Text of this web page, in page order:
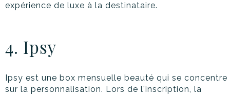
expérience de luxe à la destinataire.
4. Ipsy
Ipsy est une box mensuelle beauté qui se concentre
sur la personnalisation. Lors de l'inscription, la